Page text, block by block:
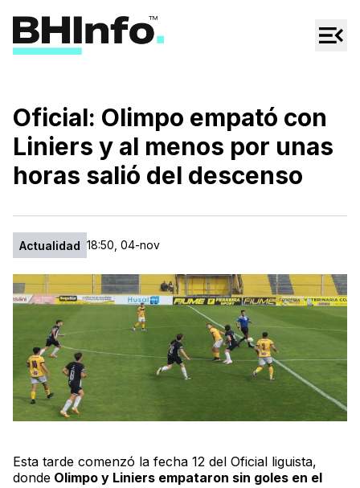
Regionales
Espectáculos
Tecno
Oficial: Olimpo empató con
Liniers y al menos por unas
horas salió del descenso
Actualidad 18:50, 04-nov
Esta tarde comenzó la fecha 12 del Oficial liguista,
donde Olimpo y Liniers empataron sin goles en el